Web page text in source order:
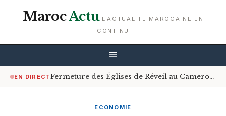
MarocActu L'ACTUALITE MAROCAINE EN
CONTINU
EN DIRECT Fermeture des Églises de Réveil au Cameroun : Le Gouvernement Encourage le Respect de la Loi
ECONOMIE